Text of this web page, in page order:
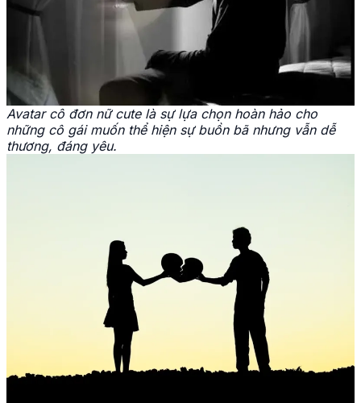
Avatar cô đơn nữ cute là sự lựa chọn hoàn hảo cho
những cô gái muốn thể hiện sự buồn bã nhưng vẫn dễ
thương, đáng yêu.